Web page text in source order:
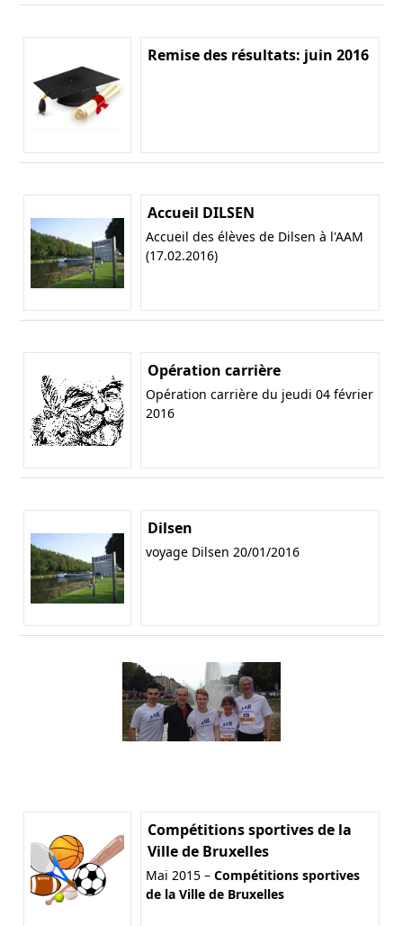
Remise des résultats: juin 2016
Accueil DILSEN
Accueil des élèves de Dilsen à l'AAM
(17.02.2016)
Opération carrière
Opération carrière du jeudi 04 février
2016
Dilsen
voyage Dilsen 20/01/2016
Compétitions sportives de la
Ville de Bruxelles
Mai 2015 – Compétitions sportives
de la Ville de Bruxelles